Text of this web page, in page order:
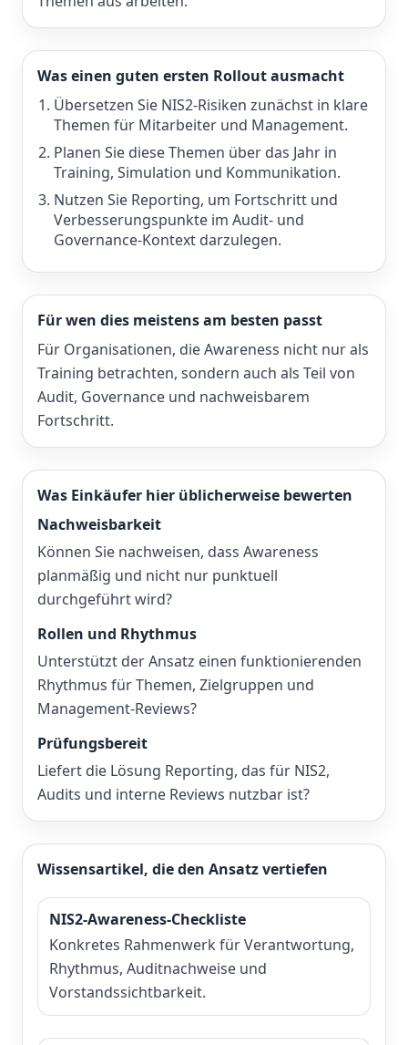
Was einen guten ersten Rollout ausmacht
Übersetzen Sie NIS2-Risiken zunächst in klare
Themen für Mitarbeiter und Management.
Planen Sie diese Themen über das Jahr in
Training, Simulation und Kommunikation.
Nutzen Sie Reporting, um Fortschritt und
Verbesserungspunkte im Audit- und
Governance-Kontext darzulegen.
Für wen dies meistens am besten passt
Für Organisationen, die Awareness nicht nur als
Training betrachten, sondern auch als Teil von
Audit, Governance und nachweisbarem
Fortschritt.
Was Einkäufer hier üblicherweise bewerten
Nachweisbarkeit
Können Sie nachweisen, dass Awareness
planmäßig und nicht nur punktuell
durchgeführt wird?
Rollen und Rhythmus
Unterstützt der Ansatz einen funktionierenden
Rhythmus für Themen, Zielgruppen und
Management-Reviews?
Prüfungsbereit
Liefert die Lösung Reporting, das für NIS2,
Audits und interne Reviews nutzbar ist?
Wissensartikel, die den Ansatz vertiefen
NIS2-Awareness-Checkliste
Konkretes Rahmenwerk für Verantwortung,
Rhythmus, Auditnachweise und
Vorstandssichtbarkeit.